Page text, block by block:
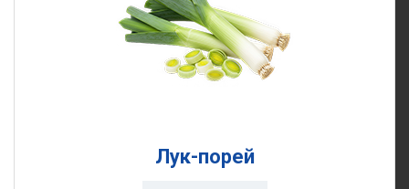
Лук-порей